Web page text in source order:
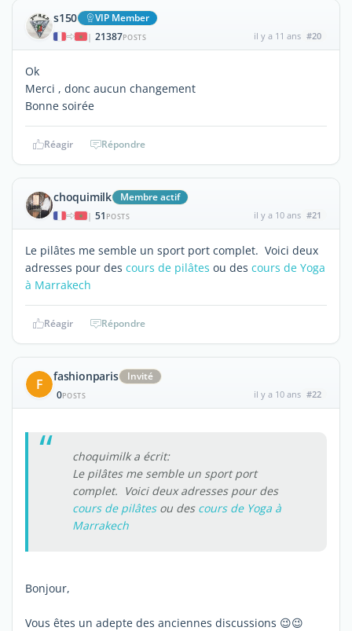
s150 VIP Member
| 21387POSTS il y a 11 ans #20
Ok
Merci , donc aucun changement
Bonne soirée
Réagir Répondre
choquimilk Membre actif
| 51 POSTS il y a 10 ans #21
Le pilâtes me semble un sport port complet. Voici deux
adresses pour des cours de pilâtes ou des cours de Yoga
à Marrakech
Réagir Répondre
F fashionparis
Invité
0POSTS il y a 10 ans #22
choquimilk a écrit:
Le pilâtes me semble un sport port
complet. Voici deux adresses pour des
cours de pilâtesou des cours de Yoga à
Marrakech
Bonjour,
Vous êtes un adepte des anciennes discussions 😉😉